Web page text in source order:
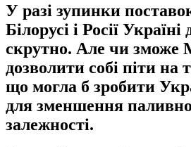
У разі зупинки
Білорусі і Росії Україні
скрутно. Але чи зможе
дозволити собі піти на
що могла б зробити
для зменшення
залежності.